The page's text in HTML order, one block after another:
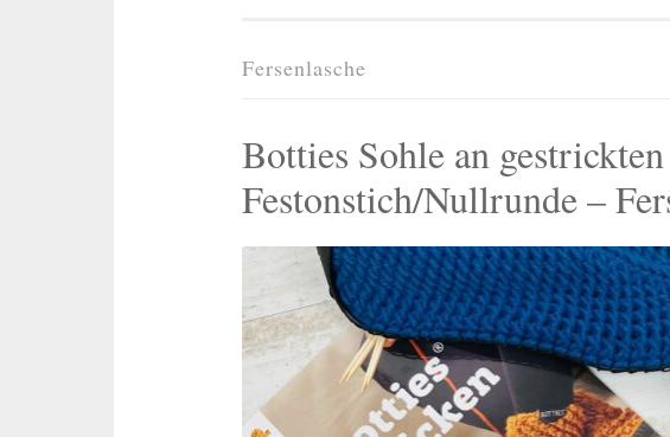
Fersenlasche
Botties Sohle an
Festonstich/Nullrunde –